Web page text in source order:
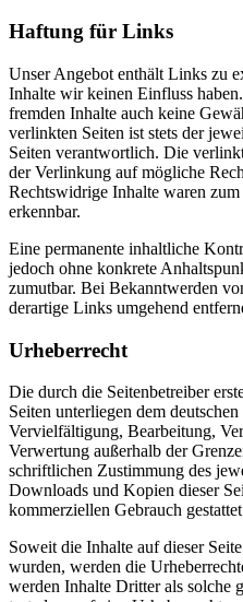
Haftung für Links
Unser Angebot enthält Links zu
Inhalte wir keinen Einfluss
fremden Inhalte auch keine
verlinkten Seiten ist stets der
Seiten verantwortlich. Die
der Verlinkung auf mögliche
Rechtswidrige Inhalte waren
erkennbar.
Eine permanente inhaltliche
jedoch ohne konkrete
zumutbar. Bei Bekanntwerden
derartige Links umgehend
Urheberrecht
Die durch die Seitenbetreiber
Seiten unterliegen dem
Vervielfältigung, Bearbeitung,
Verwertung außerhalb der
schriftlichen Zustimmung des
Downloads und Kopien dieser
kommerziellen Gebrauch
Soweit die Inhalte auf dieser
wurden, werden die
werden Inhalte Dritter als solche